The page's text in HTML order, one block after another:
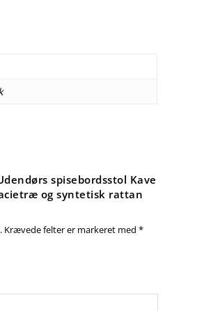
spisebordsstol Kave
og syntetisk rattan
Krævede felter er markeret med*